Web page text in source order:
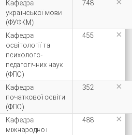
Кафедра
української мови
(ФУФКМ)
748 
Кафедра
освітології та
психолого-
педагогічних наук
(ФПО)
455 
Кафедра
початкової освіти
(ФПО)
352 
Кафедра
міжнародної
488 